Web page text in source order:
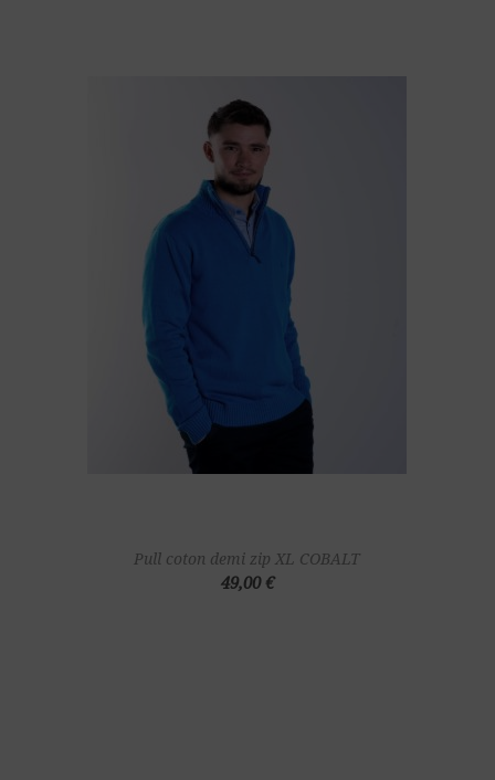
Pull coton demi zip XL COBALT
49,00 €